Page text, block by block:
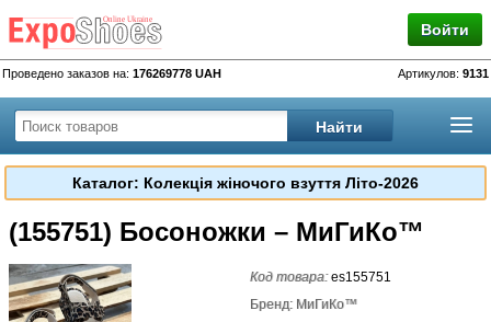
Войти
Проведено заказов на: 176269778 UAH Артикулов: 9131
Каталог: Колекція жіночого взуття Літо-2026
(155751) Босоножки – МиГиКо™
Код товара:es155751
Бренд: МиГиКо™